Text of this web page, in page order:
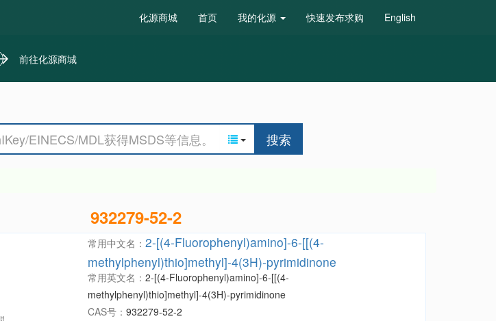
化源商城 首页 我的化源 快速发布求购 English
前往化源商城
搜索
932279-52-2
常用中文名： 2-[(4-Fluorophenyl)amino]-6-[[(4-
methylphenyl)thio]methyl]-4(3H)-pyrimidinone
常用英文名： 2-[(4-Fluorophenyl)amino]-6-[[(4-
methylphenyl)thio]methyl]-4(3H)-pyrimidinone
CAS号： 932279-52-2